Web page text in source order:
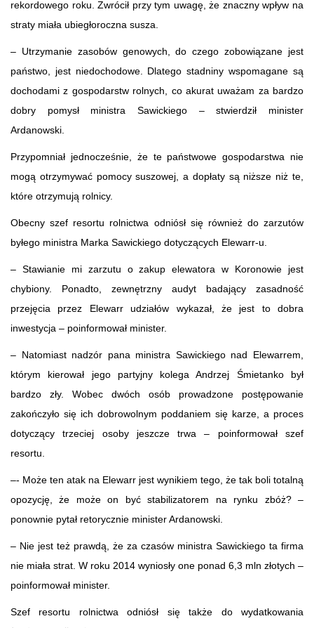
rekordowego roku. Zwrócił przy tym uwagę, że znaczny wpływ na
straty miała ubiegłoroczna susza.
– Utrzymanie zasobów genowych, do czego zobowiązane jest
państwo, jest niedochodowe. Dlatego stadniny wspomagane są
dochodami z gospodarstw rolnych, co akurat uważam za bardzo
dobry pomysł ministra Sawickiego – stwierdził minister
Ardanowski.
Przypomniał jednocześnie, że te państwowe gospodarstwa nie
mogą otrzymywać pomocy suszowej, a dopłaty są niższe niż te,
które otrzymują rolnicy.
Obecny szef resortu rolnictwa odniósł się również do zarzutów
byłego ministra Marka Sawickiego dotyczących Elewarr-u.
– Stawianie mi zarzutu o zakup elewatora w Koronowie jest
chybiony. Ponadto, zewnętrzny audyt badający zasadność
przejęcia przez Elewarr udziałów wykazał, że jest to dobra
inwestycja – poinformował minister.
– Natomiast nadzór pana ministra Sawickiego nad Elewarrem,
którym kierował jego partyjny kolega Andrzej Śmietanko był
bardzo zły. Wobec dwóch osób prowadzone postępowanie
zakończyło się ich dobrowolnym poddaniem się karze, a proces
dotyczący trzeciej osoby jeszcze trwa – poinformował szef
resortu.
–- Może ten atak na Elewarr jest wynikiem tego, że tak boli totalną
opozycję, że może on być stabilizatorem na rynku zbóż? –
ponownie pytał retorycznie minister Ardanowski.
– Nie jest też prawdą, że za czasów ministra Sawickiego ta firma
nie miała strat. W roku 2014 wyniosły one ponad 6,3 mln złotych –
poinformował minister.
Szef resortu rolnictwa odniósł się także do wydatkowania